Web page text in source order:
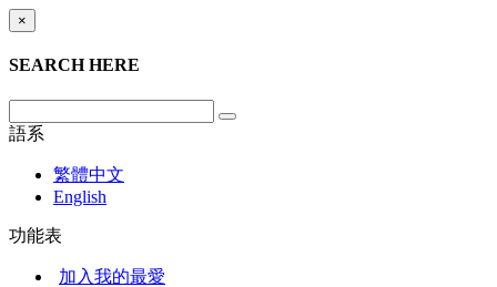
×
SEARCH HERE
語系
繁體中文
English
功能表
加入我的最愛